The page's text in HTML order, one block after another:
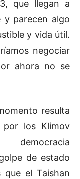
que llegan a
y parecen algo
y vida útil.
negociar
ahora no se
resulta
por los Klimov
de estado
que el Taishan